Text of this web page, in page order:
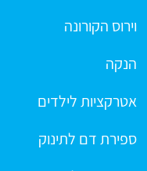
וירוס הקורונה
הנקה
אטרקציות לילדים
ספירת דם לתינוק